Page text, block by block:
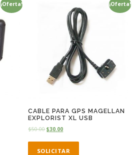
¡Oferta! ¡Oferta!
CABLE PARA GPS MAGELLAN
EXPLORIST XL USB
$50.00 $30.00
SOLICITAR